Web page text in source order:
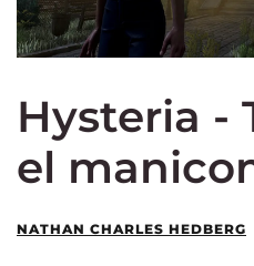
Hysteria -
el
NATHAN CHARLES HEDBERG